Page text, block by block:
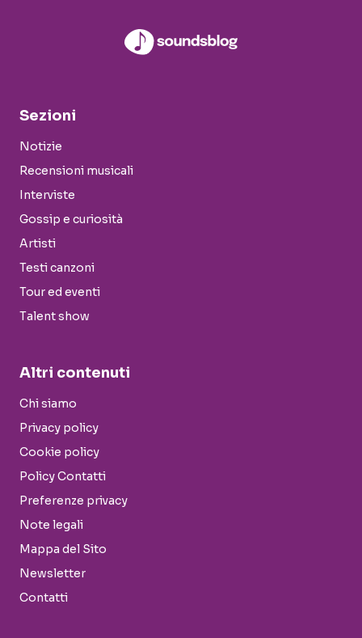
Sezioni
Notizie
Recensioni musicali
Interviste
Gossip e curiosità
Artisti
Testi canzoni
Tour ed eventi
Talent show
Altri contenuti
Chi siamo
Privacy policy
Cookie policy
Policy Contatti
Preferenze privacy
Note legali
Mappa del Sito
Newsletter
Contatti